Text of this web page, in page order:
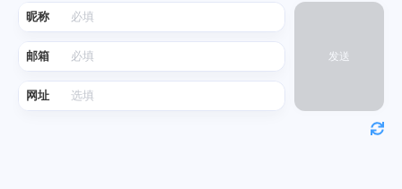
昵称
邮箱
网址
发送